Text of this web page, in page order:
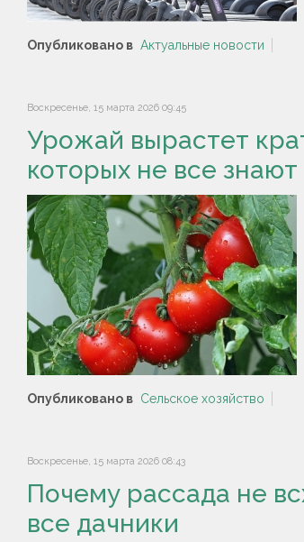
Опубликовано в Актуальные новости
Воскресенье, 15 марта 2026 09:45
Урожай вырастет
которых не все знают
Опубликовано в Сельское хозяйство
Воскресенье, 15 марта 2026 08:43
Почему рассада не
все дачники